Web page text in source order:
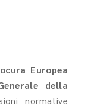
Europea
della
normative